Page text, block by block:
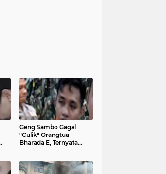
Geng Sambo Gagal
"Culik" Orangtua
Bharada E, Ternyata